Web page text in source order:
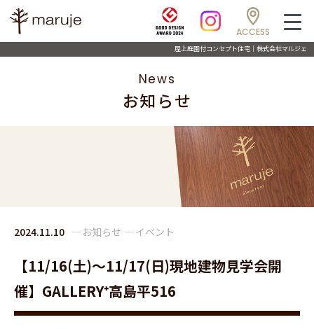
ACCESS
屋上庭園付コンセプト住宅｜株式会社マルジェ
News
お知らせ
2024.11.10 お知らせ イベント
【11/16(土)～11/17(日)現地建物見学会開
催】GALLERY⁺高島平516